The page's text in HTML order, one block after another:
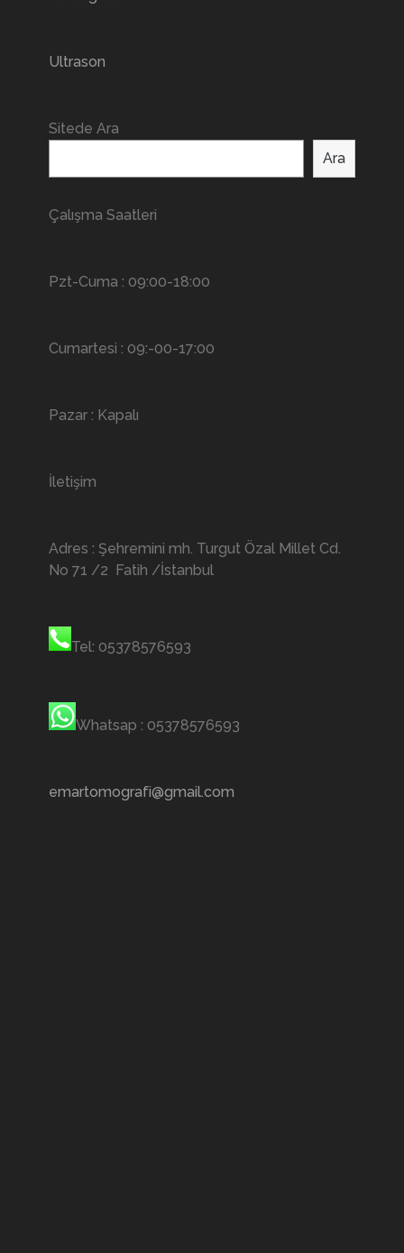
Ultrason
Sitede Ara
Ara
Çalışma Saatleri
Pzt-Cuma : 09:00-18:00
Cumartesi : 09:-00-17:00
Pazar : Kapalı
İletişim
Adres : Şehremini mh. Turgut Özal Millet Cd.
No 71 /2 Fatih /İstanbul
Tel: 05378576593
Whatsap : 05378576593
emartomografi@gmail.com